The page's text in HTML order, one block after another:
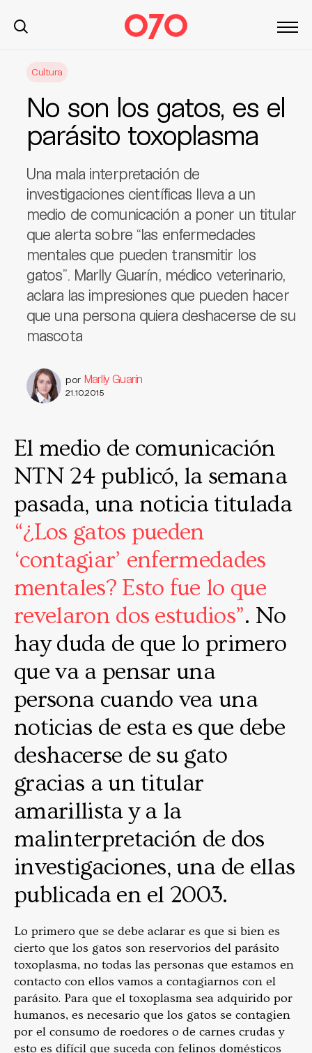
Cultura
No son los gatos, es el
parásito toxoplasma
Una mala interpretación de
investigaciones científicas lleva a un
medio de comunicación a poner un titular
que alerta sobre “las enfermedades
mentales que pueden transmitir los
gatos”. Marlly Guarín, médico veterinario,
aclara las impresiones que pueden hacer
que una persona quiera deshacerse de su
mascota
por Marlly Guarín
21.10.2015
El medio de comunicación
NTN 24 publicó, la semana
pasada, una noticia titulada
“¿Los gatos pueden
‘contagiar’ enfermedades
mentales? Esto fue lo que
revelaron dos estudios”. No
hay duda de que lo primero
que va a pensar una
persona cuando vea una
noticias de esta es que debe
deshacerse de su gato
gracias a un titular
amarillista y a la
malinterpretación de dos
investigaciones, una de ellas
publicada en el 2003.
Lo primero que se debe aclarar es que si bien es
cierto que los gatos son reservorios del parásito
toxoplasma, no todas las personas que estamos en
contacto con ellos vamos a contagiarnos con el
parásito. Para que el toxoplasma sea adquirido por
humanos, es necesario que los gatos se contagien
por el consumo de roedores o de carnes crudas y
esto es difícil que suceda con felinos domésticos